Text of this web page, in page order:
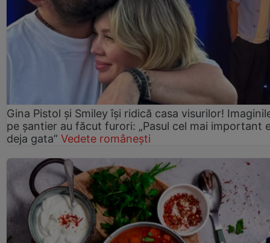
Gina Pistol și Smiley își ridică casa visurilor!
pe șantier au făcut furori: „Pasul cel mai important
deja gata” Vedete românești